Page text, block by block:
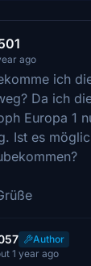
ago
ich
Da ich
Europa 1
Ist es
Author
1 year ago